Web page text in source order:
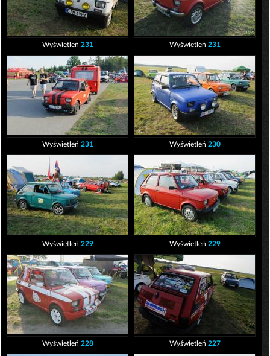
Wyświetleń 231 Wyświetleń 231
Wyświetleń 231 Wyświetleń 230
Wyświetleń 229 Wyświetleń 229
Wyświetleń 228 Wyświetleń 227